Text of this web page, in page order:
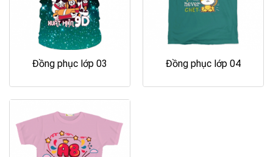
Đồng phục lớp 03 Đồng phục lớp 04